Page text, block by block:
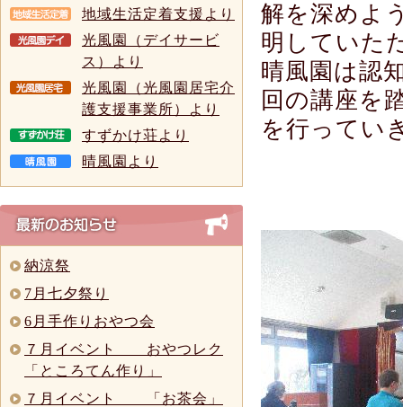
地域生活定着支援より
光風園（デイサービ
ス）より
光風園（光風園居宅介
護支援事業所）より
すずかけ荘より
晴風園より
納涼祭
7月七夕祭り
6月手作りおやつ会
７月イベント おやつレク
「ところてん作り」
７月イベント 「お茶会」
解を深めよ
明していた
晴風園は認
回の講座を
を行ってい